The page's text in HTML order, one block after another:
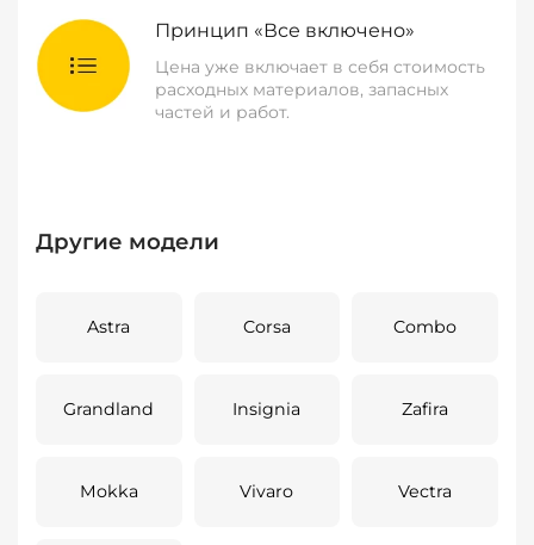
Принцип «Все включено»
Цена уже включает в себя стоимость
расходных материалов, запасных
частей и работ.
Другие модели
Astra Corsa Combo
Grandland Insignia Zafira
Mokka Vivaro Vectra